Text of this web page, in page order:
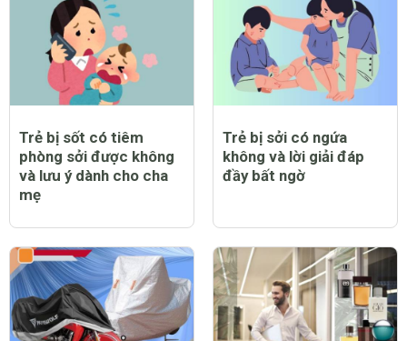
Trẻ bị sốt có tiêm
phòng sởi được không
và lưu ý dành cho cha
mẹ
Trẻ bị sởi có ngứa
không và lời giải đáp
đầy bất ngờ